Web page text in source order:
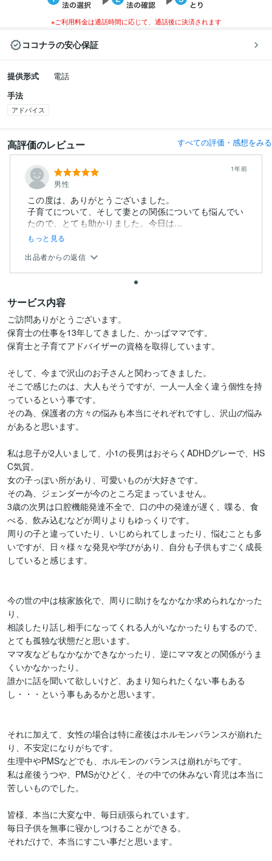
※ご利用料金は通話時間に応じて、通話後に決済されます
ココナラの安心保証
提供形式
電話
手法
アドバイス
高評価のレビュー すべての評価・感想をみる
男性
1年前
この度は、ありがとうございました。
子育てについて、そして妻との関係についても悩んでい
たので、とても助かりました。今日は...
もっと見る
出品者からの返信
サービス内容
ご訪問ありがとうございます。
保育士の仕事を13年してきました、かっぱママです。
保育士と子育てアドバイザーの資格を取得しています。
そして、今まで沢山のお子さんと関わってきました。
そこで感じたのは、大人もそうですが、一人一人全く違う個性を持
っているという事です。
その為、保護者の方々の悩みも本当にそれぞれですし、沢山の悩み
があると思います。
私は息子が2人いまして、小1の長男はおそらくADHDグレーで、HS
C気質。
女の子っぽい所があり、可愛いものが大好きです。
その為、ジェンダーが今のところ定まっていません。
3歳の次男は口腔機能発達不全で、口の中の発達が遅く、喋る、食
べる、飲み込むなどが周りよりもゆっくりです。
周りの子と違っていたり、いじめられてしまったり、悩むことも多
いですが、日々様々な発見や学びがあり、自分も子供もすごく成長
していると感じます。
今の世の中は核家族化で、周りに助けをなかなか求められなかった
り、
相談したり話し相手になってくれる人がいなかったりもするので、
とても孤独な状態だと思います。
ママ友などもなかなかできなかったり、逆にママ友との関係がうま
くいかなかったり。
誰かに話を聞いて欲しいけど、あまり知られたくない事もある
し・・・という事もあるかと思います。
それに加えて、女性の場合は特に産後はホルモンバランスが崩れた
り、不安定になりがちです。
生理中やPMSなどでも、ホルモンのバランスは崩れがちです。
私は産後うつや、PMSがひどく、その中での休みない育児は本当に
苦しいものでした。
皆様、本当に大変な中、毎日頑張られています。
毎日子供を無事に寝かしつけることができる。
それだけで、本当にすごい事だと思います。